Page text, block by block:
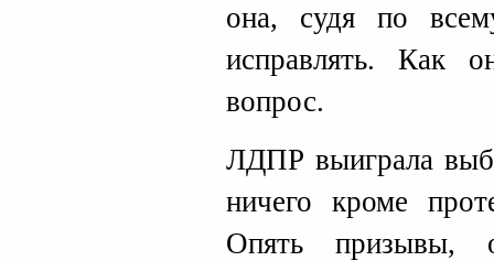
она, судя по
исправлять. Как
вопрос.
ЛДПР выиграла
ничего кроме
Опять призывы,